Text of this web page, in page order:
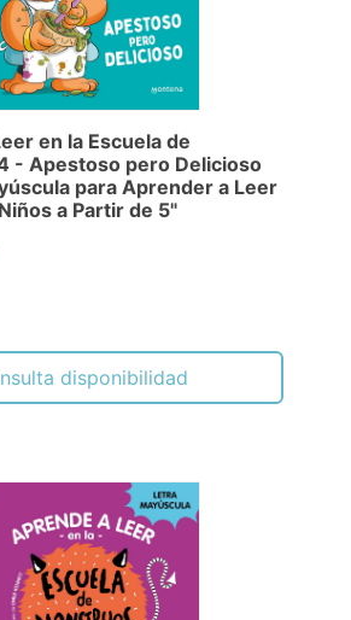
en la Escuela de
- Apestoso pero Delicioso
para Aprender a Leer
a Partir de 5"
disponibilidad